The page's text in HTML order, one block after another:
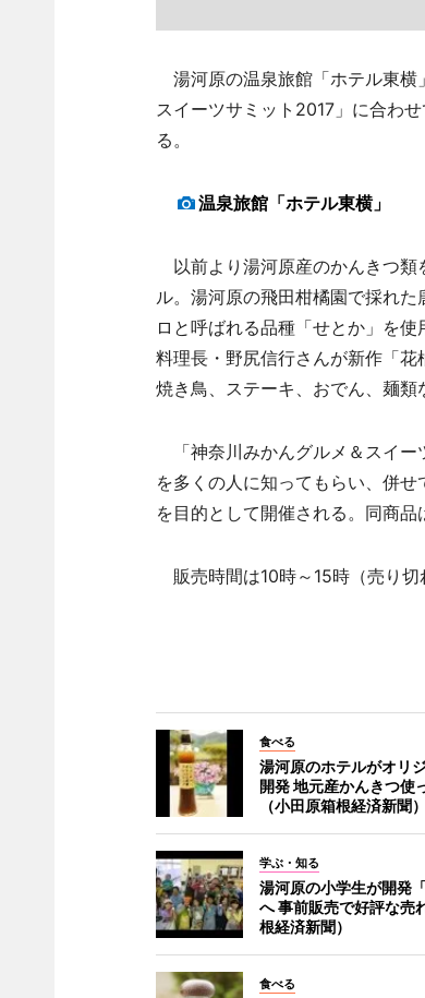
湯河原の温泉旅館「ホテル東横
スイーツサミット2017」に合わ
る。
温泉旅館「ホテル東横」
以前より湯河原産のかんきつ類
ル。湯河原の飛田柑橘園で採れ
ロと呼ばれる品種「せとか」を
料理長・野尻信行さんが新作「花
焼き鳥、ステーキ、おでん、麺類
「神奈川みかんグルメ＆スイー
を多くの人に知ってもらい、併
を目的として開催される。同商品
販売時間は10時～15時（売り切
食べる
湯河原のホテルがオリ
開発 地元産かんきつ使
（小田原箱根経済新聞）
学ぶ・知る
湯河原の小学生が開発
へ 事前販売で好評な売
根経済新聞）
食べる